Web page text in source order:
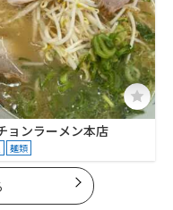
ョンラーメン本店
麺類